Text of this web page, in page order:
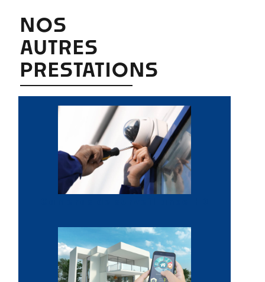
NOS
AUTRES
PRESTATIONS